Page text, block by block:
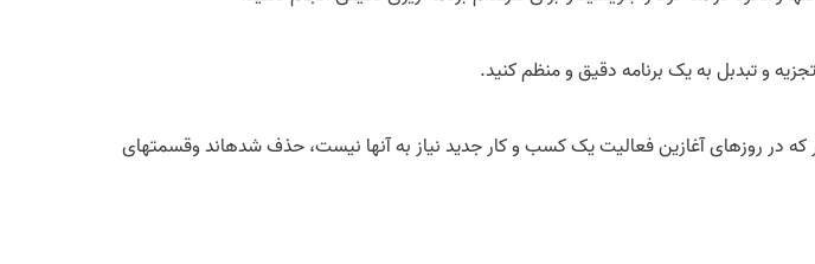
و تبدبل به یک برنامه دقیق و منظم کنید.
در روزهای آغازین فعالیت یک کسب و کار جدید نیاز به آنها نیست، حذف شده­اند وقسمت­های